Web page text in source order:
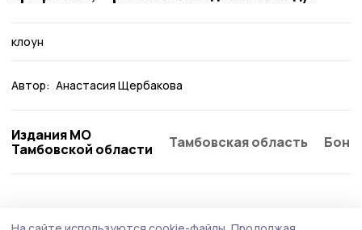
клоун
Автор: Анастасия Щербакова
Издания МО
Тамбовской области
Тамбовская область